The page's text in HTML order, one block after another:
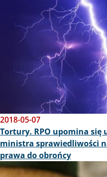
2018-05-07
Tortury. RPO upomina się
ministra sprawiedliwości
prawa do obrońcy
Obraz